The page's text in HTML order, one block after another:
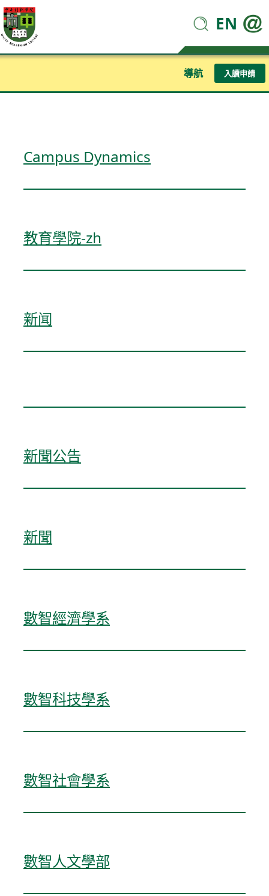
EN
導航 入讀申請
Campus Dynamics
教育學院-zh
新闻
新聞公告
新聞
數智經濟學系
數智科技學系
數智社會學系
數智人文學部